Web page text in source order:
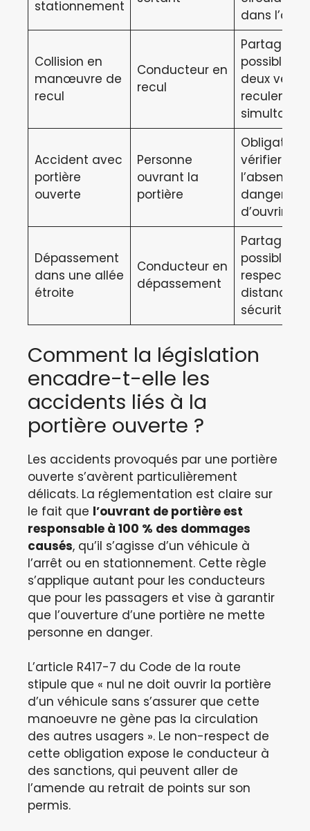
stationnement
dans l’allée
Collision en
manœuvre de
recul
Conducteur en
recul
Partage
possible si
deux
reculent
Accident avec
portière
ouverte
Personne
ouvrant la
portière
Obligation
vérifier
l’absence
danger
d’ouvrir
Dépassement
dans une allée
étroite
Conducteur en
dépassement
Partage
possible
respect
distances
sécurité
Comment la législation
encadre-t-elle les
accidents liés à la
portière ouverte ?
Les accidents provoqués par une portière
ouverte s’avèrent particulièrement
délicats. La réglementation est claire sur
le fait que l’ouvrant de portière est
responsable à 100 % des dommages
causés, qu’il s’agisse d’un véhicule à
l’arrêt ou en stationnement. Cette règle
s’applique autant pour les conducteurs
que pour les passagers et vise à garantir
que l’ouverture d’une portière ne mette
personne en danger.
L’article R417-7 du Code de la route
stipule que « nul ne doit ouvrir la portière
d’un véhicule sans s’assurer que cette
manoeuvre ne gène pas la circulation
des autres usagers ». Le non-respect de
cette obligation expose le conducteur à
des sanctions, qui peuvent aller de
l’amende au retrait de points sur son
permis.